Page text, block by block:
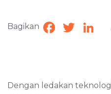
Bagikan Facebook
Twitter
Dengan ledakan